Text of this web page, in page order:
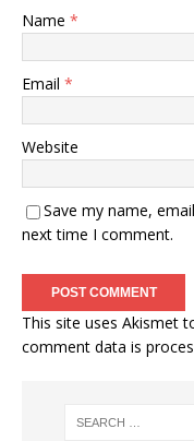
Name *
Email *
Website
Save my name,
next time I comment.
This site uses Akismet
comment data is